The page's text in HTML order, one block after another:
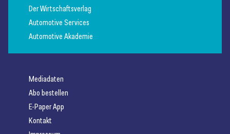
Der Wirtschaftsverlag
Automotive Services
Automotive Akademie
Mediadaten
Abo bestellen
E-Paper App
Kontakt